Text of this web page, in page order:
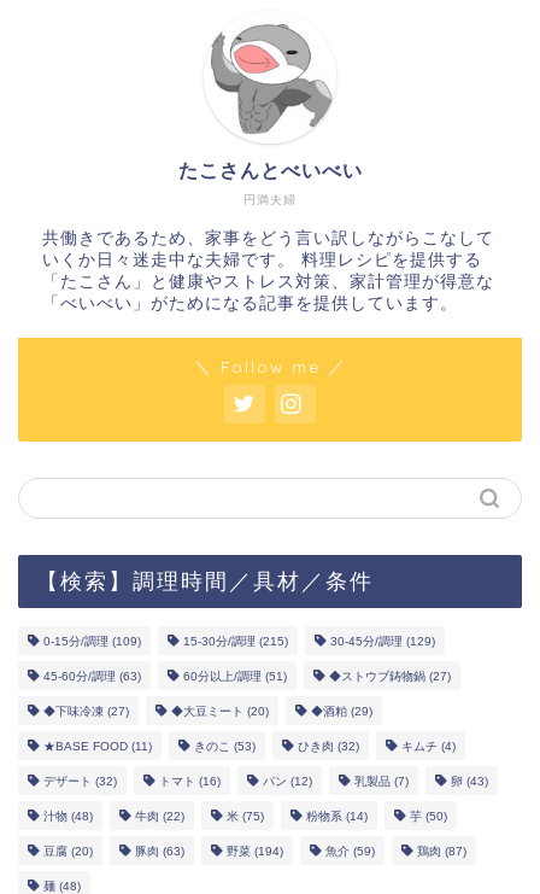
円満夫婦
たこさんとべいべい
共働きであるため、家事をどう言い訳しながらこなして
いくか日々迷走中な夫婦です。 料理レシピを提供する
「たこさん」と健康やストレス対策、家計管理が得意な
「べいべい」がためになる記事を提供しています。
＼ Follow me ／
【検索】調理時間／具材／条件
0-15分/調理 (109) 15-30分/調理 (215) 30-45分/調理 (129)
45-60分/調理 (63) 60分以上/調理 (51) ◆ストウブ鋳物鍋 (27)
◆下味冷凍 (27) ◆大豆ミート (20) ◆酒粕 (29)
★BASE FOOD (11) きのこ (53) ひき肉 (32) キムチ (4)
デザート (32) トマト (16) パン (12) 乳製品 (7) 卵 (43)
汁物 (48) 牛肉 (22) 米 (75) 粉物系 (14) 芋 (50)
豆腐 (20) 豚肉 (63) 野菜 (194) 魚介 (59) 鶏肉 (87)
麺 (48)